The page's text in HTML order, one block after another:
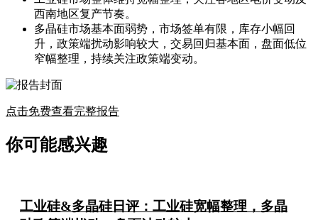
西南地区复产节奏。
多晶硅市场基本面弱势，市场签单有限，库存小幅回
升，政策端扰动影响较大，交易回归基本面，盘面低位
窄幅整理，持续关注政策端变动。
点击免费查看完整报告
你可能感兴趣
工业硅&多晶硅日评：工业硅宽幅整理，多晶